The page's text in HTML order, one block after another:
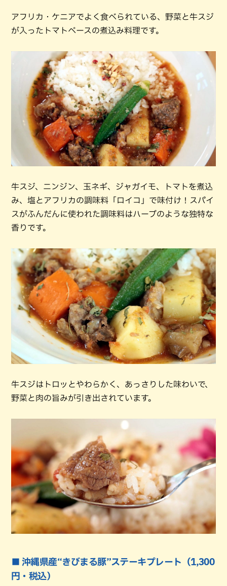
アフリカ・ケニアでよく食べられている、野菜と牛スジ
が入ったトマトベースの煮込み料理です。
牛スジ、ニンジン、玉ネギ、ジャガイモ、トマトを煮込
み、塩とアフリカの調味料「ロイコ」で味付け！スパイ
スがふんだんに使われた調味料はハーブのような独特な
香りです。
牛スジはトロッとやわらかく、あっさりした味わいで、
野菜と肉の旨みが引き出されています。
■ 沖縄県産“きびまる豚”ステーキプレート（1,300
円・税込）